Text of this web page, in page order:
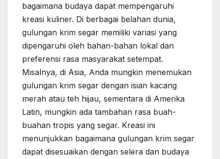
bagaimana budaya dapat mempengaruhi
kreasi kuliner. Di berbagai belahan dunia,
gulungan krim segar memiliki variasi yang
dipengaruhi oleh bahan-bahan lokal dan
preferensi rasa masyarakat setempat.
Misalnya, di Asia, Anda mungkin menemukan
gulungan krim segar dengan isian kacang
merah atau teh hijau, sementara di Amerika
Latin, mungkin ada tambahan rasa buah-
buahan tropis yang segar. Kreasi ini
menunjukkan bagaimana gulungan krim segar
dapat disesuaikan dengan selera dan budaya